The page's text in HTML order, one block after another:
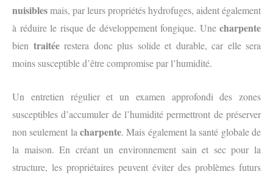
nuisiblesmais, par leurs propriétés hydrofuges, aident également
à réduire le risque de développement fongique. Une charpente
bien traitéerestera donc plus solide et durable, car elle sera
moins susceptible d’être compromise par l’humidité.
Un entretien régulier et un examen approfondi des zones
susceptibles d’accumuler de l’humidité permettront de préserver
non seulement la charpente. Mais également la santé globale de
la maison. En créant un environnement sain et sec pour la
structure, les propriétaires peuvent éviter des problèmes futurs